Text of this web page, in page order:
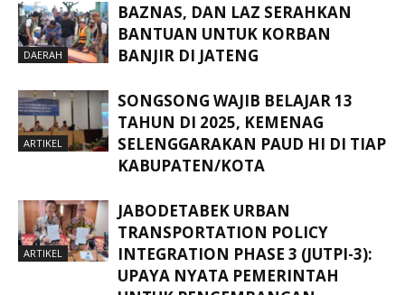
DAERAH
BAZNAS, DAN LAZ SERAHKAN
BANTUAN UNTUK KORBAN
BANJIR DI JATENG
ARTIKEL
SONGSONG WAJIB BELAJAR 13
TAHUN DI 2025, KEMENAG
SELENGGARAKAN PAUD HI DI TIAP
KABUPATEN/KOTA
ARTIKEL
JABODETABEK URBAN
TRANSPORTATION POLICY
INTEGRATION PHASE 3 (JUTPI-3):
UPAYA NYATA PEMERINTAH